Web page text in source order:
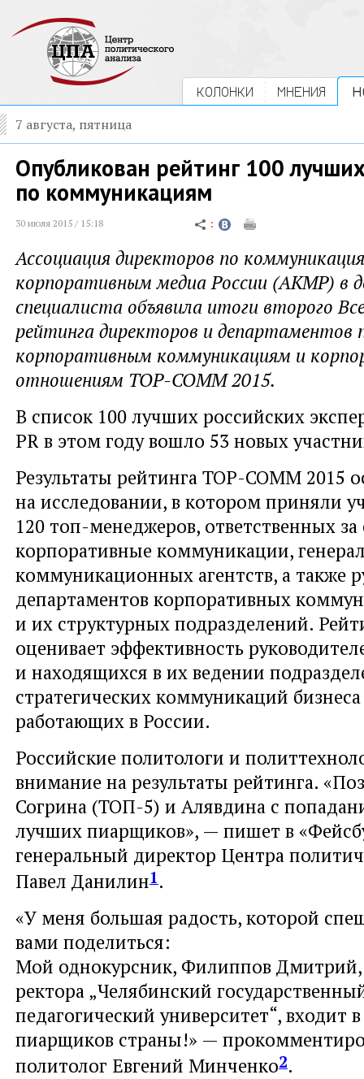
КОЛОНКИ МНЕНИЯ
7 августа, пятница
Опубликован рейтинг 100
по коммуникациям
30 июля 2015 / 15:18
Ассоциация директоров по
корпоративным медиа России (АКМР) в
специалиста объявила итоги второго
рейтинга директоров и департаментов
корпоративным коммуникациям и
отношениям TOP-COMM 2015.
В список 100 лучших российских
PR в этом году вошло 53 новых
Результаты рейтинга TOP-COMM 2015
на исследовании, в котором приняли
120 топ-менеджеров, ответственных за
корпоративные коммуникации,
коммуникационных агентств, а также
департаментов корпоративных
и их структурных подразделений.
оценивает эффективность
и находящихся в их ведении
стратегических коммуникаций
работающих в России.
Российские политологи и
внимание на результаты рейтинга.
Согрина (ТОП-5) и Алявдина с
лучших пиарщиков», — пишет в
генеральный директор Центра
Павел Данилин1.
«У меня большая радость, которой
вами поделиться:
Мой однокурсник, Филиппов Дмитрий,
ректора „Челябинский
педагогический университет“, входит
пиарщиков страны!» —
политолог Евгений Минченко2.